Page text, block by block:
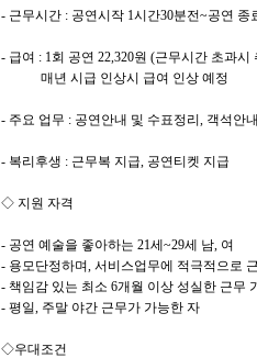
- 근무시간 : 공연시작 1시간30분전~공연 종
- 급여 : 1회 공연 22,320원 (근무시간 초과시
매년 시급 인상시 급여 인상 예정
- 주요 업무 : 공연안내 및 수표정리, 객석안
- 복리후생 : 근무복 지급, 공연티켓 지급
◇ 지원 자격
- 공연 예술을 좋아하는 21세~29세 남, 여
- 용모단정하며, 서비스업무에 적극적으로
- 책임감 있는 최소 6개월 이상 성실한 근무
- 평일, 주말 야간 근무가 가능한 자
◇우대조건